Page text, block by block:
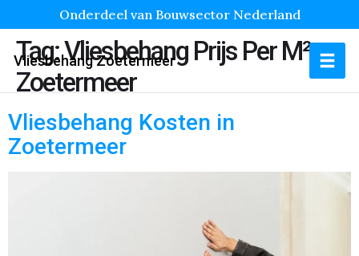
Onderdeel van Bouwsector Nederland
Vliesbehang Zoetermeer
Tag:Vliesbehang Prijs Per M²
Zoetermeer
Vliesbehang Kosten in
Zoetermeer